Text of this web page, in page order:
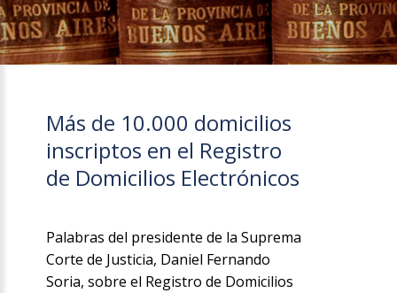
Más de 10.000 domicilios
inscriptos en el Registro
de Domicilios Electrónicos
Palabras del presidente de la Suprema
Corte de Justicia, Daniel Fernando
Soria, sobre el Registro de Domicilios